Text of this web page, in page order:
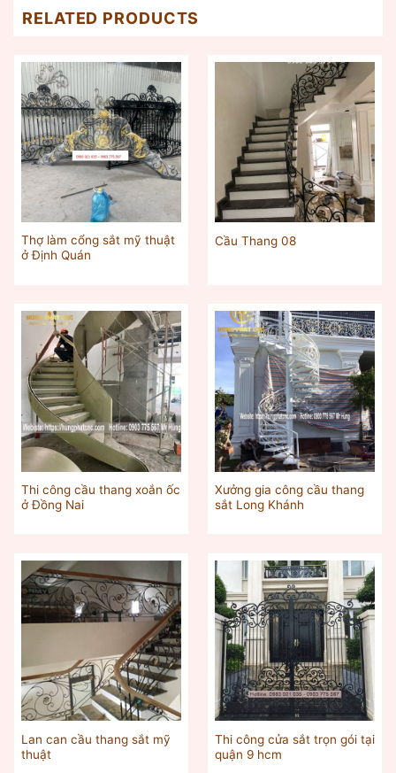
RELATED PRODUCTS
Thợ làm cổng sắt mỹ thuật
ở Định Quán
Cầu Thang 08
Thi công cầu thang xoắn ốc
ở Đồng Nai
Xưởng gia công cầu thang
sắt Long Khánh
Lan can cầu thang sắt mỹ
thuật
Thi công cửa sắt trọn gói tại
quận 9 hcm